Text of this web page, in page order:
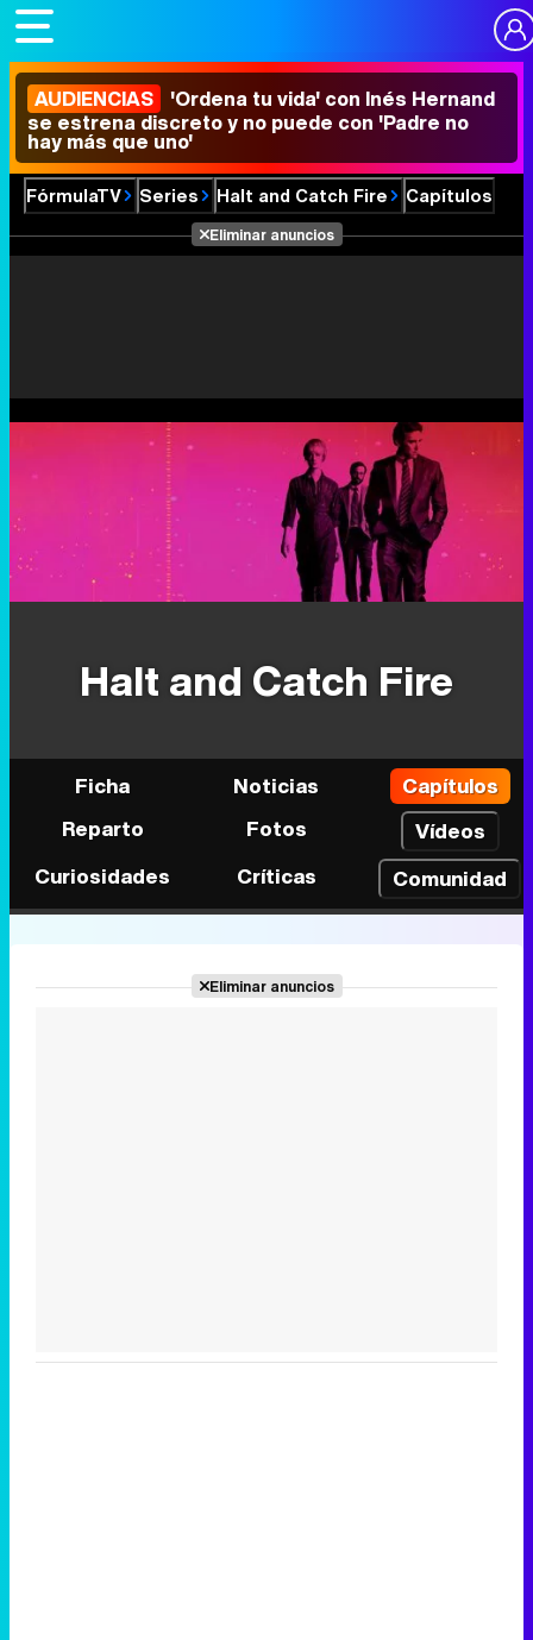
AUDIENCIAS 'Ordena tu vida' con Inés Hernand
se estrena discreto y no puede con 'Padre no
hay más que uno'
FórmulaTV Series Halt and Catch Fire Capítulos
Eliminar anuncios
Halt and Catch Fire
Ficha Noticias
Capítulos
Reparto
Fotos
Vídeos
Curiosidades
Críticas Comunidad
Eliminar anuncios